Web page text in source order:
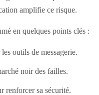
amplifie ce risque.
en quelques points clés :
outils de messagerie.
noir des failles.
renforcer sa sécurité.